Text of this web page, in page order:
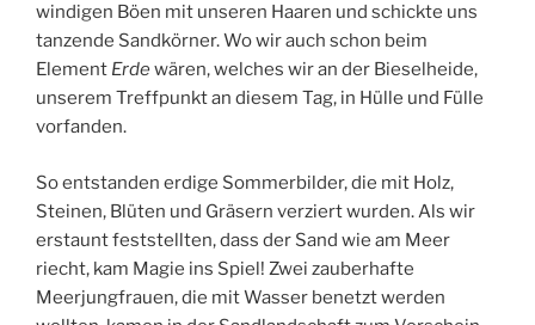
windigen Böen mit unseren Haaren und schickte uns
tanzende Sandkörner. Wo wir auch schon beim
Element Erdewären, welches wir an der Bieselheide,
unserem Treffpunkt an diesem Tag, in Hülle und Fülle
vorfanden.
So entstanden erdige Sommerbilder, die mit Holz,
Steinen, Blüten und Gräsern verziert wurden. Als wir
erstaunt feststellten, dass der Sand wie am Meer
riecht, kam Magie ins Spiel! Zwei zauberhafte
Meerjungfrauen, die mit Wasser benetzt werden